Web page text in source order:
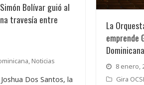
Bolívar guió al
travesía entre
,Noticias
Dos Santos, la
La
emprende
Dominicana
8 enero,
Gira